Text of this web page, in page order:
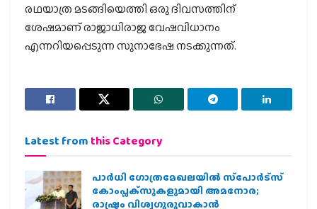
രഥയാത്ര മടങ്ങിയെത്തി ഒരു ദിവസത്തിന്
ശേഷമാണ് രാജാധിരാജ വേഷവിധാനം
എന്നറിയപ്പെടുന്ന സുനാഭേഷ നടക്കുന്നത്.
Latest from this Category
പാര്‍ധി ഗോത്രമേഖലയില്‍ സ്‌പോര്‍ട്‌സ്
കോംപ്ലക്‌സുകളുമായി അമനോര;
രാഷ്ട്രം വിശ്വഗുരുവാകാന്‍